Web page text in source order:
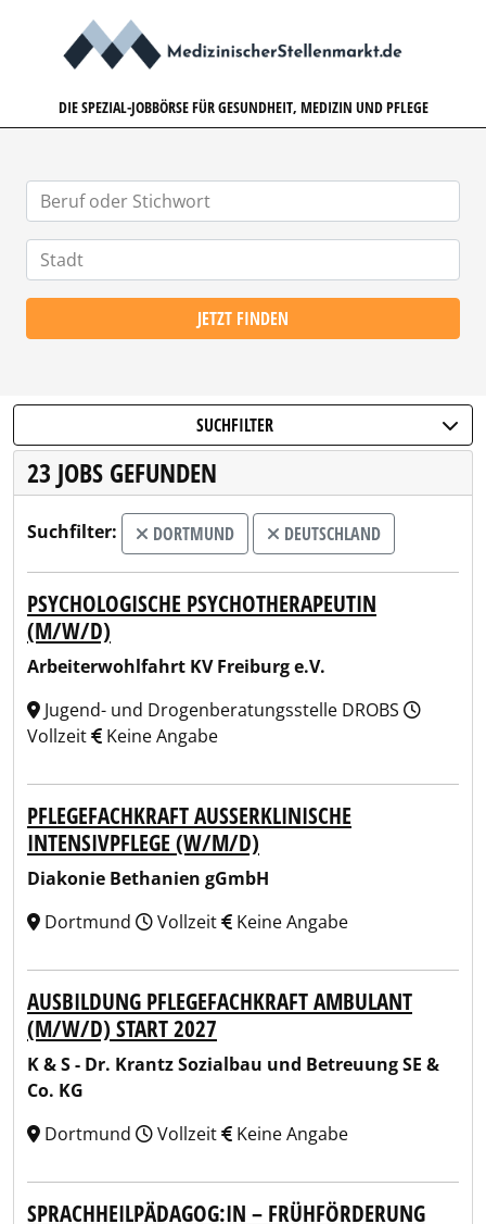
DIE SPEZIAL-JOBBÖRSE FÜR GESUNDHEIT, MEDIZIN UND PFLEGE
JETZT FINDEN
SUCHFILTER
23 JOBS GEFUNDEN
Suchfilter: DORTMUND DEUTSCHLAND
PSYCHOLOGISCHE PSYCHOTHERAPEUTIN
(M/W/D)
Arbeiterwohlfahrt KV Freiburg e.V.
Jugend- und Drogenberatungsstelle DROBS
Vollzeit
Keine Angabe
PFLEGEFACHKRAFT AUSSERKLINISCHE I
NTENSIVPFLEGE (W/M/D)
Diakonie Bethanien gGmbH
Dortmund
Vollzeit Keine Angabe
AUSBILDUNG PFLEGEFACHKRAFT AMBULANT
(M/W/D) START 2027
K & S - Dr. Krantz Sozialbau und Betreuung SE &
Co. KG
Dortmund
Vollzeit Keine Angabe
SPRACHHEILPÄDAGOG:IN – FRÜHFÖRDERUNG